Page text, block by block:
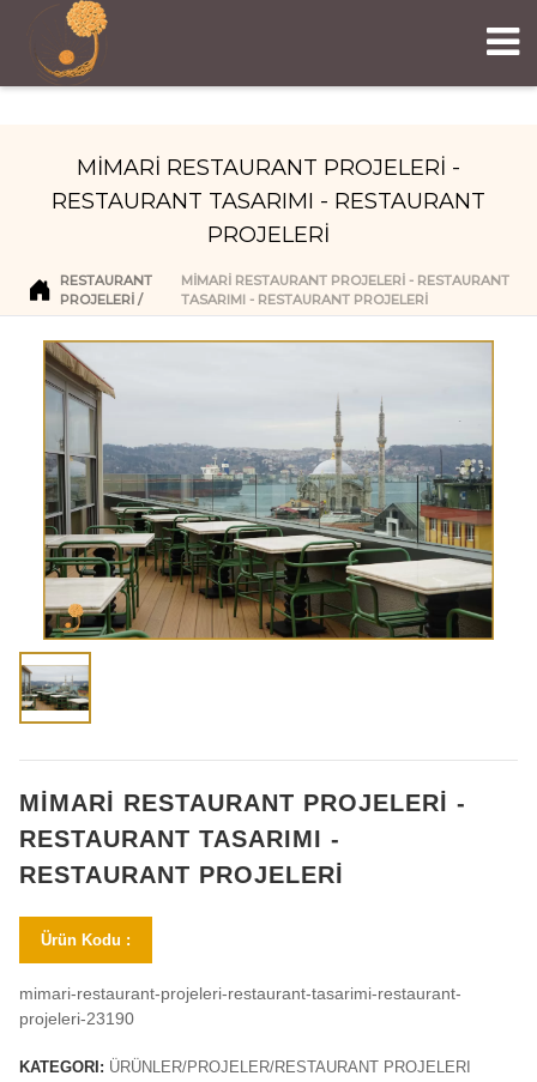
MİMARİ RESTAURANT PROJELERİ -
RESTAURANT TASARIMI - RESTAURANT
PROJELERİ
RESTAURANT
PROJELERI
MİMARİ RESTAURANT PROJELERİ - RESTAURANT
TASARIMI - RESTAURANT PROJELERİ
MİMARİ RESTAURANT PROJELERİ -
RESTAURANT TASARIMI -
RESTAURANT PROJELERİ
Ürün Kodu :
mimari-restaurant-projeleri-restaurant-tasarimi-restaurant-
projeleri-23190
KATEGORI: ÜRÜNLER/PROJELER/RESTAURANT PROJELERI